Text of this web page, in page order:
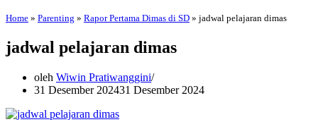
Home » Parenting » Rapor Pertama Dimas di SD » jadwal pelajaran dimas
jadwal pelajaran dimas
oleh Wiwin Pratiwanggini
31 Desember 202431 Desember 2024